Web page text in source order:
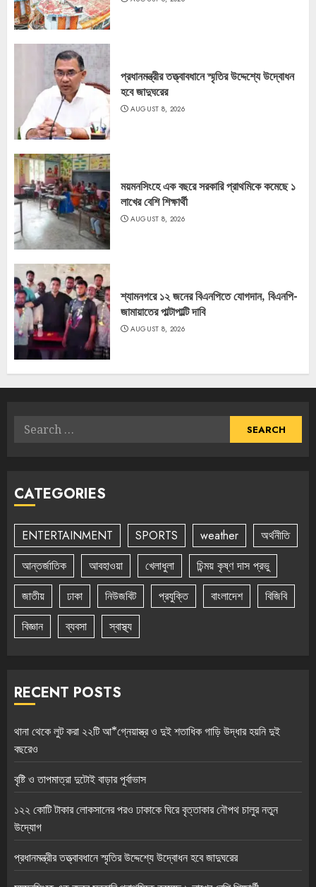
প্রধানমন্ত্রীর তত্ত্বাবধানে স্মৃতির উদ্দেশ্যে উদ্বোধন
হবে জাদুঘরের
AUGUST 8, 2026
ময়মনসিংহে এক বছরে সরকারি প্রাথমিকে কমেছে ১
লাখের বেশি শিক্ষার্থী
AUGUST 8, 2026
শ্যামনগরে ১২ জনের বিএনপিতে যোগদান, বিএনপি-
জামায়াতের পাল্টাপাল্টি দাবি
AUGUST 8, 2026
Search
CATEGORIES
ENTERTAINMENT SPORTS weather
অর্থনীতি
আন্তর্জাতিক
আবহাওয়া খেলাধুলা
চিন্ময় কৃষ্ণ দাস প্রভু
জাতীয়
ঢাকা নিউজবিট প্রযুক্তি বাংলাদেশ
বিজিবি
বিজ্ঞান
ব্যবসা স্বাস্থ্য
RECENT POSTS
থানা থেকে লুট করা ২২টি আ*গ্নেয়াস্ত্র ও দুই শতাধিক গাড়ি উদ্ধার হয়নি দুই
বছরেও
বৃষ্টি ও তাপমাত্রা দুটোই বাড়ার পূর্বাভাস
১২২ কোটি টাকার লোকসানের পরও ঢাকাকে ঘিরে বৃত্তাকার নৌপথ চালুর নতুন
উদ্যোগ
প্রধানমন্ত্রীর তত্ত্বাবধানে স্মৃতির উদ্দেশ্যে উদ্বোধন হবে জাদুঘরের